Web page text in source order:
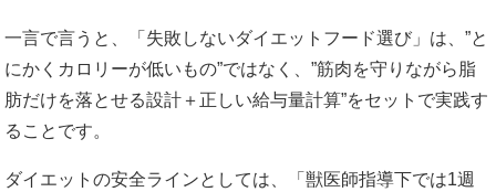
一言で言うと、「失敗しないダイエットフード選び」は、”と
にかくカロリーが低いもの”ではなく、”筋肉を守りながら脂
肪だけを落とせる設計＋正しい給与量計算”をセットで実践す
ることです。
ダイエットの安全ラインとしては、「獣医師指導下では1週